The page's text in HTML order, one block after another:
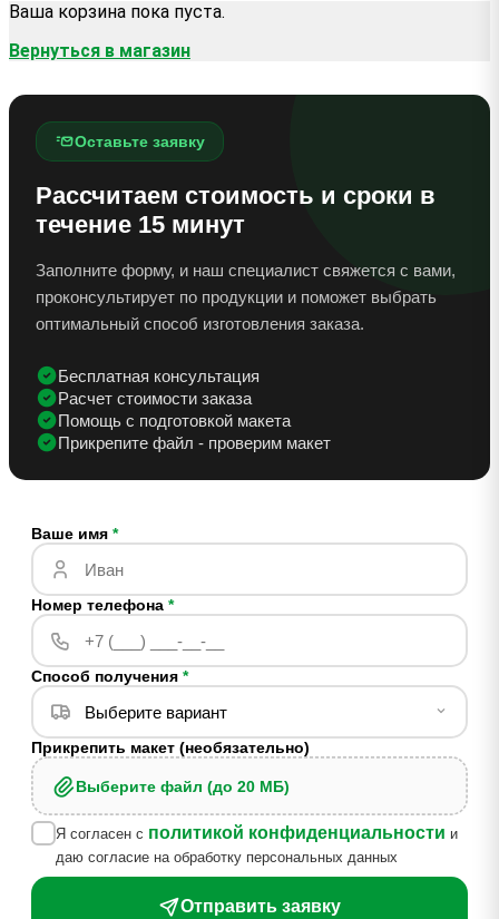
Ваша корзина пока пуста.
Вернуться в магазин
Оставьте заявку
Рассчитаем стоимость и сроки в
течение 15 минут
Заполните форму, и наш специалист свяжется с вами,
проконсультирует по продукции и поможет выбрать
оптимальный способ изготовления заказа.
Бесплатная консультация
Расчет стоимости заказа
Помощь с подготовкой макета
Прикрепите файл - проверим макет
Ваше имя *
Номер телефона *
Способ получения *
Прикрепить макет (необязательно)
Выберите файл (до 20 МБ)
Я согласен с политикой конфиденциальности и
даю согласие на обработку персональных данных
Отправить заявку